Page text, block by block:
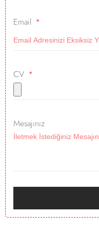
Email
CV
Mesajınız